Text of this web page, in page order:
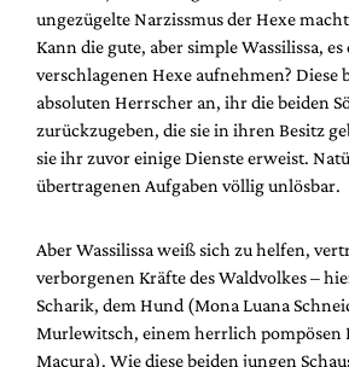
ungezügelte Narzissmus der Hexe
Kann die gute, aber simple Wassilissa,
verschlagenen Hexe aufnehmen? Diese
absoluten Herrscher an, ihr die beiden
zurückzugeben, die sie in ihren Besitz
sie ihr zuvor einige Dienste erweist.
übertragenen Aufgaben völlig unlösbar.
Aber Wassilissa weiß sich zu helfen,
verborgenen Kräfte des Waldvolkes –
Scharik, dem Hund (Mona Luana
Murlewitsch, einem herrlich pompösen
Macura). Wie diese beiden jungen